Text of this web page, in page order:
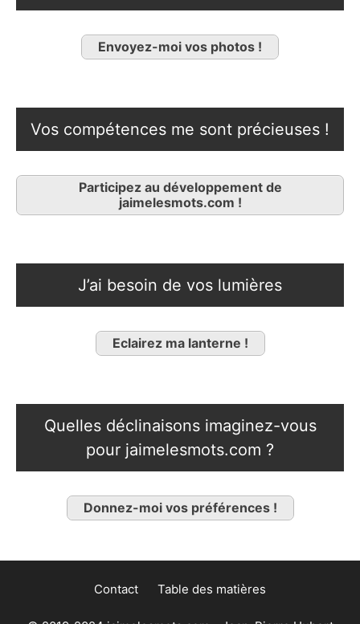
Envoyez-moi vos photos !
Vos compétences me sont précieuses !
Participez au développement de
jaimelesmots.com !
J’ai besoin de vos lumières
Eclairez ma lanterne !
Quelles déclinaisons imaginez-vous
pour jaimelesmots.com ?
Donnez-moi vos préférences !
Contact Table des matières